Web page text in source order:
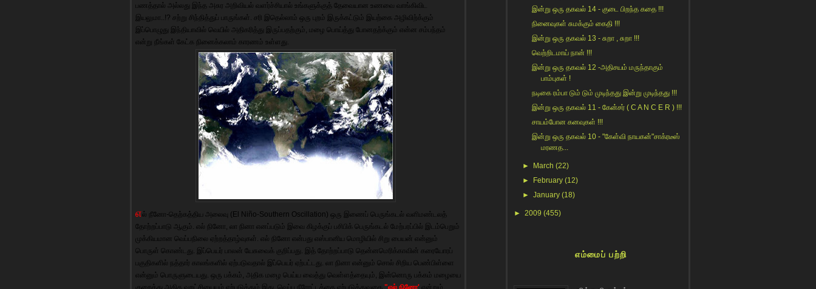
பணத்தால் அல்லது இந்த அசுர அறிவியல் வளர்ச்சியால் உங்களுக்குத் தேவையான உணவை வாங்கிவிட
இயலுமா..!? சற்று சிந்தித்துப் பாருங்கள். சரி இதெல்லாம் ஒரு புறம் இருக்கட்டும் இயற்கை அழிவிற்க்கும்
இப்பொழுது இந்தியாவில் வெயில் அதிகரித்து இருப்பதற்கும், மழை பொய்த்து போனதற்க்கும் என்ன சம்பந்தம்
என்று நீங்கள் கேட்க நினைக்கலாம் காரணம் உள்ளது.
எல் நீனோ-தெற்கத்திய அலைவு (El Niño-Southern Oscillation) ஒரு இணைப் பெருங்கடல் வளிமண்டலத்
தோற்றப்பாடு ஆகும். எல் நினோ, லா நினா எனப்படும் இவை கிழக்குப் பசிபிக் பெருங்கடல் மேற்பரப்பில் இடம்பெறும்
முக்கியமான வெப்பநிலை ஏற்றத்தாழ்வுகள். எல் நினோ என்பது எஸ்பானிய மொழியில் சிறு பையன் என்னும்
பொருள் கொண்டது. இப்பெயர் பாலன் யேசுவைக் குறிப்பது. இத் தோற்றப்பாடு தென்னமெரிக்காவின் கரையோரப்
பகுதிகளில் நத்தார் காலங்களில் ஏற்படுவதால் இப்பெயர் ஏற்பட்டது. லா நினா என்னும் சொல் சிறிய பெண்பிள்ளை
என்னும் பொருளுடையது. ஒரு பக்கம், அதிக மழை பெய்ய வைத்து வெள்ளத்தையும், இன்னொரு பக்கம் மழையை
குறைத்து அதிக வறட்சியையும் ஏற்படுத்தும் இது. வெப்ப நீரோட்டத்தை ஏற்படுத்துவதை "எல் நினோ' என்றும்,
இன்று ஒரு தகவல் 14 - குடை பிறந்த கதை !!!
நினைவுகள் சுமக்கும் கைதி !!!
இன்று ஒரு தகவல் 13 - சுறா , சுறா !!!
வெற்றிடமாய் நான் !!!
இன்று ஒரு தகவல் 12 -அதிசயம் மருந்தாகும்
பாம்புகள் !
நடிகை ரம்பா டும் டும் முடிந்தது இன்று முடிந்தது !!!
இன்று ஒரு தகவல் 11 - கேன்சர் ( C A N C E R ) !!!
சாயம்போன கனவுகள் !!!
இன்று ஒரு தகவல் 10 - "கேள்வி நாயகன்"சாக்ரடீஸ்
மரணத...
► March (22)
►
February (12)
►January (18)
► 2009 (455)
எம்மைப் பற்றி